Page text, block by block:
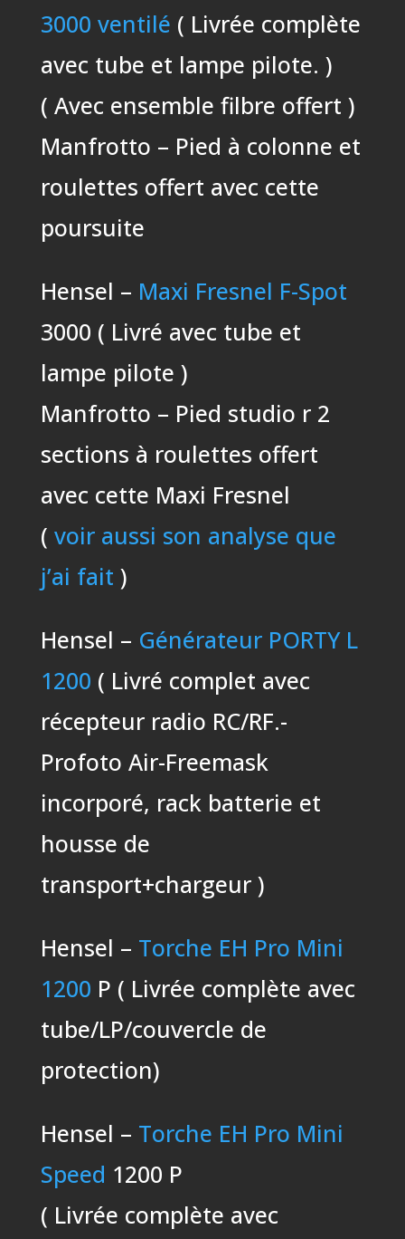
3000 ventilé ( Livrée complète
avec tube et lampe pilote. )
( Avec ensemble filbre offert )
Manfrotto – Pied à colonne et
roulettes offert avec cette
poursuite
Hensel – Maxi Fresnel F-Spot
3000 ( Livré avec tube et
lampe pilote )
Manfrotto – Pied studio r 2
sections à roulettes offert
avec cette Maxi Fresnel
( voir aussi son analyse que
j’ai fait )
Hensel – Générateur PORTY L
1200 ( Livré complet avec
récepteur radio RC/RF.-
Profoto Air-Freemask
incorporé, rack batterie et
housse de
transport+chargeur )
Hensel – Torche EH Pro Mini
1200 P ( Livrée complète avec
tube/LP/couvercle de
protection)
Hensel – Torche EH Pro Mini
Speed 1200 P
( Livrée complète avec